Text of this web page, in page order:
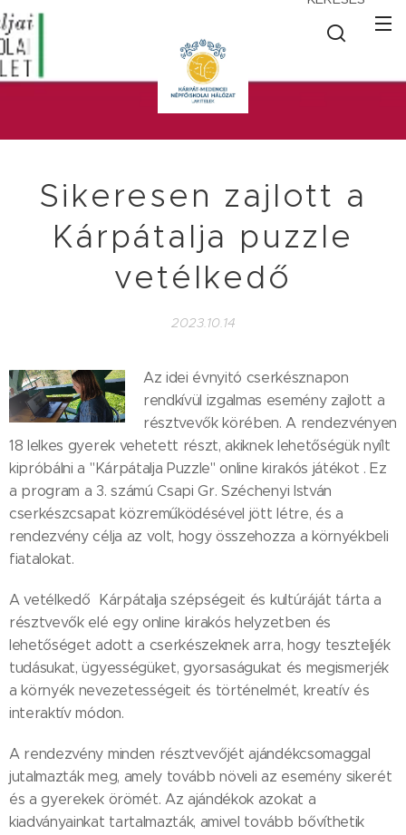
Sikeresen zajlott a
Kárpátalja puzzle
vetélkedő
2023.10.14
Az idei évnyitó cserkésznapon
rendkívül izgalmas esemény zajlott a
résztvevők körében. A rendezvényen
18 lelkes gyerek vehetett részt, akiknek lehetőségük nyílt
kipróbálni a "Kárpátalja Puzzle" online kirakós játékot . Ez
a program a 3. számú Csapi Gr. Széchenyi István
cserkészcsapat közreműködésével jött létre, és a
rendezvény célja az volt, hogy összehozza a környékbeli
fiatalokat.
A vetélkedő Kárpátalja szépségeit és kultúráját tárta a
résztvevők elé egy online kirakós helyzetben és
lehetőséget adott a cserkészeknek arra, hogy teszteljék
tudásukat, ügyességüket, gyorsaságukat és megismerjék
a környék nevezetességeit és történelmét, kreatív és
interaktív módon.
A rendezvény minden résztvevőjét ajándékcsomaggal
jutalmazták meg, amely tovább növeli az esemény sikerét
és a gyerekek örömét. Az ajándékok azokat a
kiadványainkat tartalmazták, amivel tovább bővíthetik